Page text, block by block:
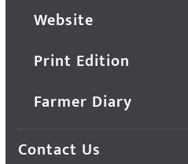
Website
Print Edition
Farmer Diary
Contact Us